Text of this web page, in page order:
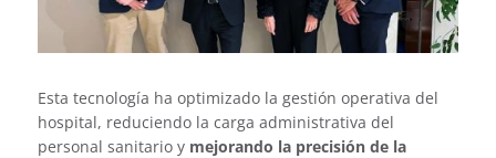
Esta tecnología ha optimizado la gestión operativa del
hospital, reduciendo la carga administrativa del
personal sanitario y mejorando la precisión de la